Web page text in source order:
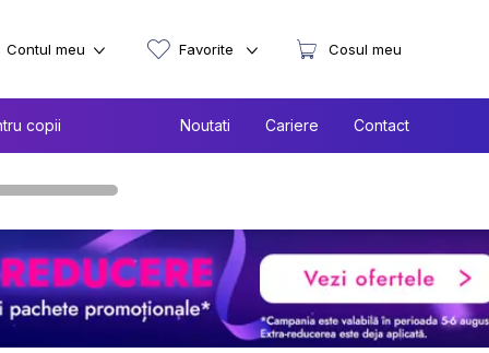
copii Noutati Cariere Contact
Contul meu Favorite Cosul meu